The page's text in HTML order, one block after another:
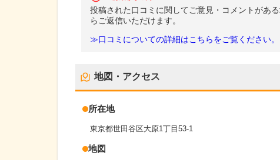
投稿された口コミに関してご意見・コメントがあ
らご返信いただけます。
≫口コミについての詳細はこちらをご覧ください。
地図・アクセス
所在地
東京都世田谷区大原1丁目53-1
地図